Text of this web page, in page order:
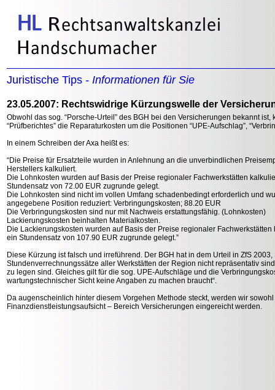
Juristische Tips - Informationen für Sie
23.05.2007: Rechtswidrige Kürzungswelle der
Obwohl das sog. “Porsche-Urteil” des BGH bei den Versicherungen bekannt
“Prüfberichtes” die Reparaturkosten um die Positionen “UPE-Aufschlag”,
In einem Schreiben der Axa heißt es:
“Die Preise für Ersatzteile wurden in Anlehnung an die unverbindlichen
Herstellers kalkuliert.
Die Lohnkosten wurden auf Basis der Preise regionaler Fachwerkstätten
Stundensatz von 72.00 EUR zugrunde gelegt.
Die Lohnkosten sind nicht im vollen Umfang schadenbedingt erforderlich und
angegebene Position reduziert: Verbringungskosten; 88.20 EUR
Die Verbringungskosten sind nur mit Nachweis erstattungsfähig. (Lohnkosten)
Lackierungskosten beinhalten Materialkosten.
Die Lackierungskosten wurden auf Basis der Preise regionaler Fachwerkstätten
ein Stundensatz von 107.90 EUR zugrunde gelegt.”
Diese Kürzung ist falsch und irreführend. Der BGH hat in dem Urteil in ZfS
Stundenverrechnungssätze aller Werkstätten der Region nicht repräsentativ
zu legen sind. Gleiches gilt für die sog. UPE-Aufschläge und die
wartungstechnischer Sicht keine Angaben zu machen braucht“.
Da augenscheinlich hinter diesem Vorgehen Methode steckt, werden wir
Finanzdienstleistungsaufsicht – Bereich Versicherungen eingereicht werden.